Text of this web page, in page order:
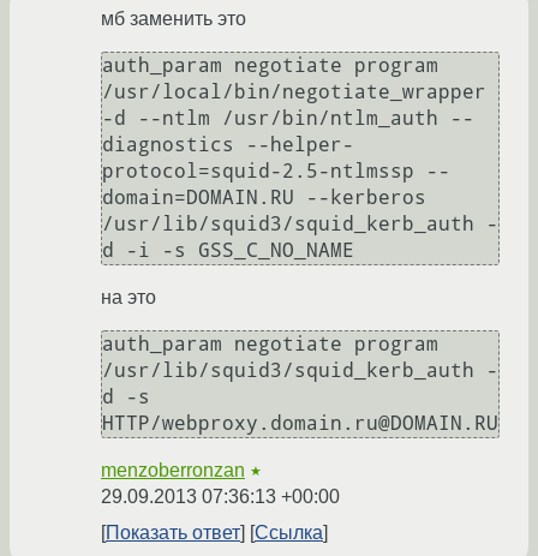
мб заменить это
auth_param negotiate program
/usr/local/bin/negotiate_wrapper
-d --ntlm /usr/bin/ntlm_auth --
diagnostics --helper-
protocol=squid-2.5-ntlmssp --
domain=DOMAIN.RU --kerberos
/usr/lib/squid3/squid_kerb_auth -
d -i -s GSS_C_NO_NAME
на это
auth_param negotiate program
/usr/lib/squid3/squid_kerb_auth -
d -s
HTTP/webproxy.domain.ru@DOMAIN.RU
menzoberronzan ★
29.09.2013 07:36:13 +00:00
Показать ответ
Ссылка